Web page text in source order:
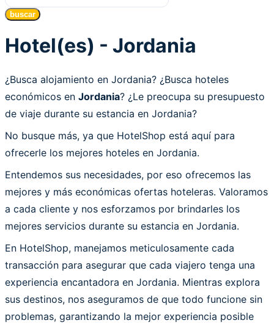
buscar
Hotel(es) - Jordania
¿Busca alojamiento en Jordania? ¿Busca hoteles
económicos en Jordania? ¿Le preocupa su presupuesto
de viaje durante su estancia en Jordania?
No busque más, ya que HotelShop está aquí para
ofrecerle los mejores hoteles en Jordania.
Entendemos sus necesidades, por eso ofrecemos las
mejores y más económicas ofertas hoteleras. Valoramos
a cada cliente y nos esforzamos por brindarles los
mejores servicios durante su estancia en Jordania.
En HotelShop, manejamos meticulosamente cada
transacción para asegurar que cada viajero tenga una
experiencia encantadora en Jordania. Mientras explora
sus destinos, nos aseguramos de que todo funcione sin
problemas, garantizando la mejor experiencia posible